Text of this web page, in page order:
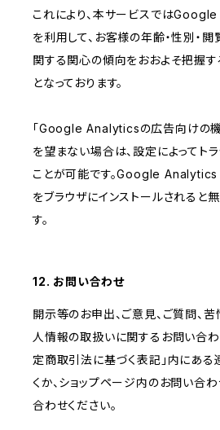
これにより、本サービスでは
を利用して、お客様の年齢・性別・
関する関心の傾向をおおよそ把握
となっております。
「Google Analyticsの広告向けの機
を望まない場合は、設定によってト
ことが可能です。Google Analytics
をブラウザにインストールされると
す。
12. お問い合わせ
開示等のお申出、ご意見、ご質問、
人情報の取扱いに関するお問い合わ
定商取引法に基づく表記」内にあ
くか、ショップページ内のお問い合
合わせください。